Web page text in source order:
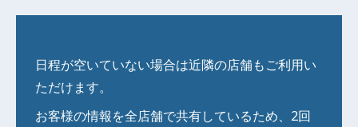
日程が空いていない場合は近隣の店舗もご利用い
ただけます。
お客様の情報を全店舗で共有しているため、2回